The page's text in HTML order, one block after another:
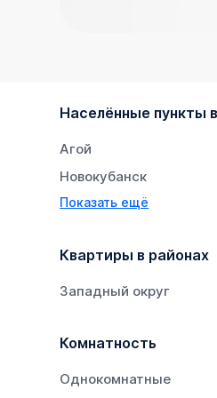
Населённые пункты
Агой
Новокубанск
Тихорецк
Показать ещё
Квартиры в районах
Западный округ
Комнатность
Однокомнатные